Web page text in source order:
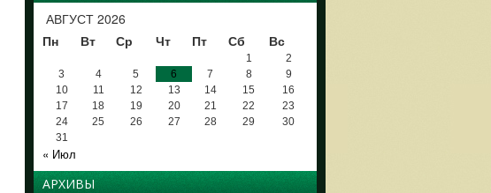
АВГУСТ 2026
Пн
Вт Ср Чт Пт Сб Вс
1
2
3
4 5 6 7 8
9
10
11 12 13 14 15
16
17
18 19 20 21 22
23
24
25 26 27 28 29
30
31
« Июл
АРХИВЫ